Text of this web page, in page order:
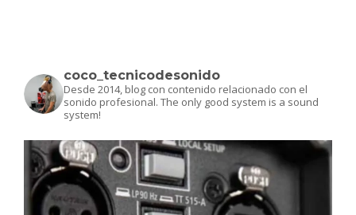
coco_tecnicodesonido
Desde 2014, blog con contenido relacionado con el
sonido profesional. The only good system is a sound
system!